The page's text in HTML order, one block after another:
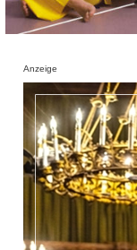
Anzeige